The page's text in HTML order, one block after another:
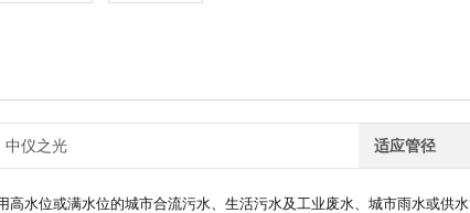
中仪之光 适应管径
高水位或满水位的城市合流污水、生活污水及工业废水、城市雨水或供